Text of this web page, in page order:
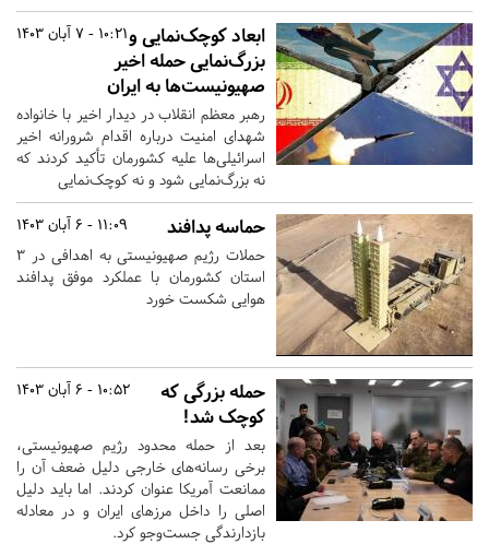
10:21 - 7 آبان 1403ابعاد کوچک‌نمایی و
بزرگ‌نمایی حمله اخیر
صهیونیست‌ها به ایران
رهبر معظم انقلاب در دیدار اخیر با خانواده
شهدای امنیت درباره اقدام شرورانه اخیر
اسرائیلی‌ها علیه کشورمان تأکید کردند که
نه بزرگ‌نمایی شود و نه کوچک‌نمایی
11:09 - 6 آبان 1403 حماسه پدافند
حملات رژیم صهیونیستی به اهدافی در ۳
استان کشورمان با عملکرد موفق پدافند
هوایی شکست خورد
10:52 - 6 آبان 1403
حمله بزرگی که
کوچک شد!
بعد از حمله محدود رژیم صهیونیستی،
برخی رسانه‌های خارجی دلیل ضعف آن را
ممانعت آمریکا عنوان کردند. اما باید دلیل
اصلی را داخل مرزهای ایران و در معادله
بازدارندگی جست‌وجو کرد.